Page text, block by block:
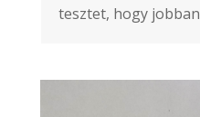
tesztet, hogy